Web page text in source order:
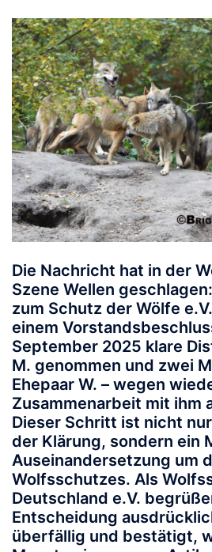
Die Nachricht hat in der
Szene Wellen
zum Schutz der Wölfe
einem
September 2025 klare
M. genommen und zwei
Ehepaar W. – wegen
Zusammenarbeit mit ihm
Dieser Schritt ist nicht
der Klärung, sondern ein
Auseinandersetzung um
Wolfsschutzes. Als
Deutschland e.V.
Entscheidung
überfällig und bestätigt,